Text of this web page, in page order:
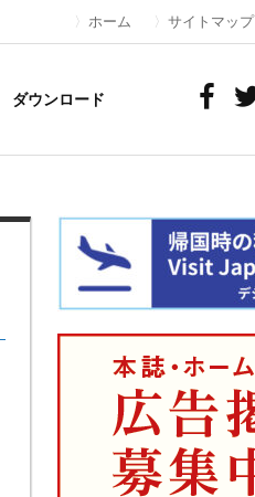
ホーム サイトマップ
ダウンロード